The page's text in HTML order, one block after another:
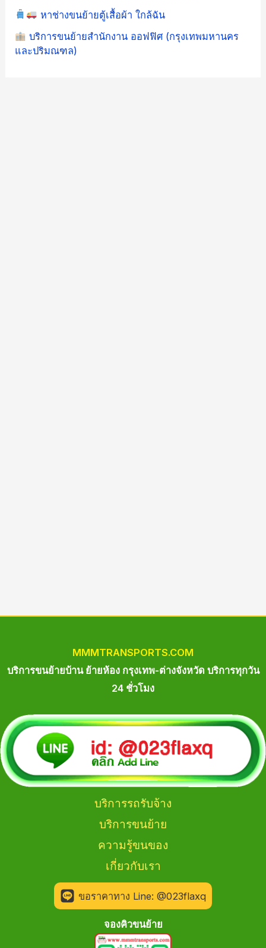
หาช่างขนย้ายตู้เสื้อผ้า ใกล้ฉัน
บริการขนย้ายสำนักงาน ออฟฟิศ (กรุงเทพมหานคร
และปริมณฑล)
MMMTRANSPORTS.COM
บริการขนย้ายบ้าน ย้ายห้อง กรุงเทพ-ต่างจังหวัด บริการทุกวัน
24 ชั่วโมง
บริการรถรับจ้าง
บริการขนย้าย
ความรู้ขนของ
เกี่ยวกับเรา
ขอราคาทาง Line: @023flaxq
จองคิวขนย้าย